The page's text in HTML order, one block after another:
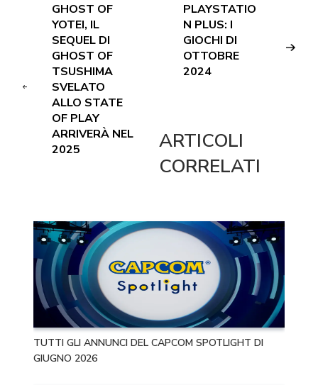
GHOST OF
YOTEI, IL
SEQUEL DI
GHOST OF
TSUSHIMA
SVELATO
ALLO STATE
OF PLAY
ARRIVERÀ NEL
2025
PLAYSTATIO
N PLUS: I
GIOCHI DI
OTTOBRE
2024
ARTICOLI
CORRELATI
TUTTI GLI ANNUNCI DEL CAPCOM SPOTLIGHT DI
GIUGNO 2026